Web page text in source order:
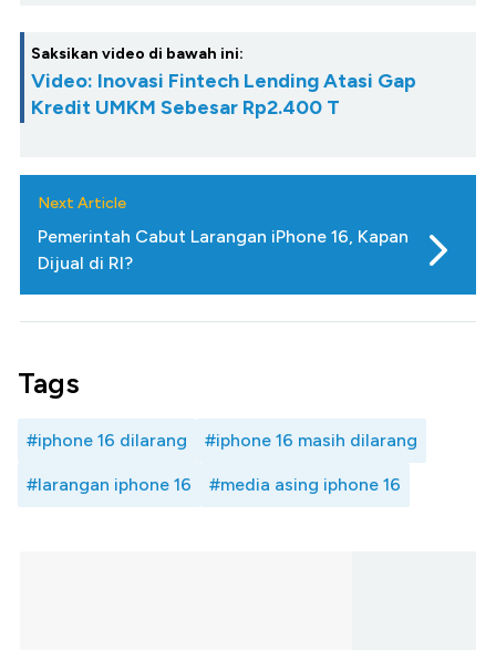
Saksikan video di bawah ini:
Video: Inovasi Fintech Lending Atasi Gap
Kredit UMKM Sebesar Rp2.400 T
Next Article
Pemerintah Cabut Larangan iPhone 16, Kapan
Dijual di RI?
Tags
#iphone 16 dilarang #iphone 16 masih dilarang
#larangan iphone 16 #media asing iphone 16